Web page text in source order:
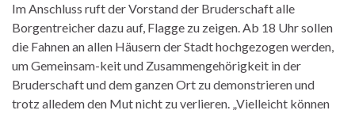
Im Anschluss ruft der Vorstand der Bruderschaft alle
Borgentreicher dazu auf, Flagge zu zeigen. Ab 18 Uhr sollen
die Fahnen an allen Häusern der Stadt hochgezogen werden,
um Gemeinsam-keit und Zusammengehörigkeit in der
Bruderschaft und dem ganzen Ort zu demonstrieren und
trotz alledem den Mut nicht zu verlieren. „Vielleicht können